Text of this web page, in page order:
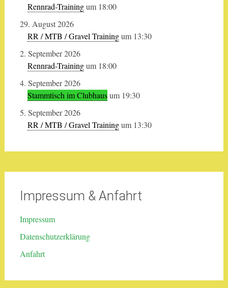
Rennrad-Trainingum 18:00
29. August 2026
RR / MTB / Gravel Trainingum 13:30
2. September 2026
Rennrad-Trainingum 18:00
4. September 2026
Stammtisch im Clubhausum 19:30
5. September 2026
RR / MTB / Gravel Trainingum 13:30
Impressum & Anfahrt
Impressum
Datenschutzerklärung
Anfahrt